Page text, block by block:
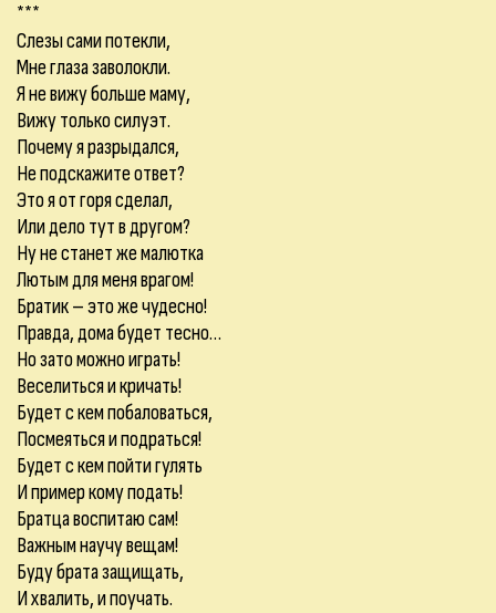
***
Слезы сами потекли,
Мне глаза заволокли.
Я не вижу больше маму,
Вижу только силуэт.
Почему я разрыдался,
Не подскажите ответ?
Это я от горя сделал,
Или дело тут в другом?
Ну не станет же малютка
Лютым для меня врагом!
Братик – это же чудесно!
Правда, дома будет тесно…
Но зато можно играть!
Веселиться и кричать!
Будет с кем побаловаться,
Посмеяться и подраться!
Будет с кем пойти гулять
И пример кому подать!
Братца воспитаю сам!
Важным научу вещам!
Буду брата защищать,
И хвалить, и поучать.